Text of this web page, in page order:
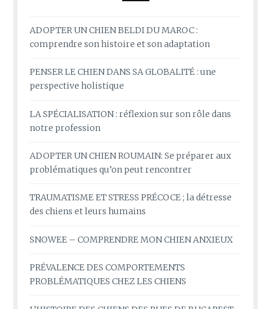
ADOPTER UN CHIEN BELDI DU MAROC :
comprendre son histoire et son adaptation
PENSER LE CHIEN DANS SA GLOBALITÉ : une
perspective holistique
LA SPÉCIALISATION : réflexion sur son rôle dans
notre profession
ADOPTER UN CHIEN ROUMAIN: Se préparer aux
problématiques qu’on peut rencontrer
TRAUMATISME ET STRESS PRÉCOCE ; la détresse
des chiens et leurs humains
SNOWEE – COMPRENDRE MON CHIEN ANXIEUX
PRÉVALENCE DES COMPORTEMENTS
PROBLÉMATIQUES CHEZ LES CHIENS